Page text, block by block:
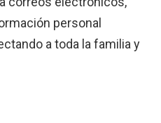
personal
a toda la familia y